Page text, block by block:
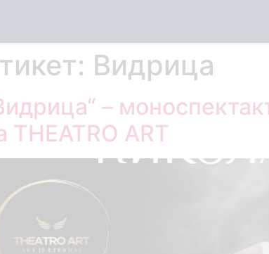
Видрица
–
THEATRO ART